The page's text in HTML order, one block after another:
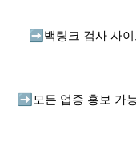
➡️ 백링크 검사 사
➡️ 모든 업종 홍보 가